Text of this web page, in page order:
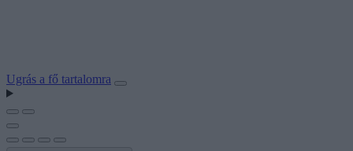
Ugrás a fő tartalomra